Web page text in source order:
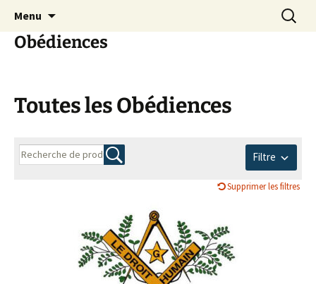
contenu
Communaité maçonnique discrète et
bienveillante
Menu
Obédiences
Toutes les Obédiences
Filtre
Supprimer les filtres